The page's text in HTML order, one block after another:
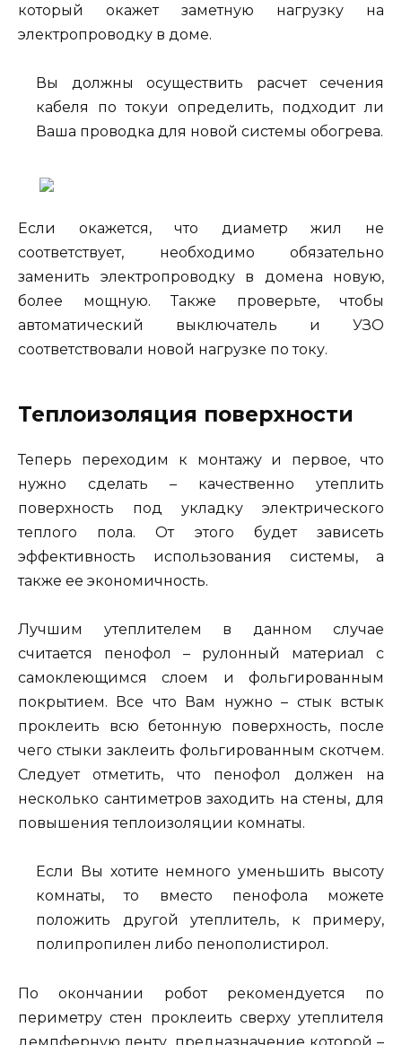
который окажет заметную нагрузку на
электропроводку в доме.
Вы должны осуществить расчет сечения
кабеля по токуи определить, подходит ли
Ваша проводка для новой системы обогрева.
Если окажется, что диаметр жил не
соответствует, необходимо обязательно
заменить электропроводку в домена новую,
более мощную. Также проверьте, чтобы
автоматический выключатель и УЗО
соответствовали новой нагрузке по току.
Теплоизоляция поверхности
Теперь переходим к монтажу и первое, что
нужно сделать – качественно утеплить
поверхность под укладку электрического
теплого пола. От этого будет зависеть
эффективность использования системы, а
также ее экономичность.
Лучшим утеплителем в данном случае
считается пенофол – рулонный материал с
самоклеющимся слоем и фольгированным
покрытием. Все что Вам нужно – стык встык
проклеить всю бетонную поверхность, после
чего стыки заклеить фольгированным скотчем.
Следует отметить, что пенофол должен на
несколько сантиметров заходить на стены, для
повышения теплоизоляции комнаты.
Если Вы хотите немного уменьшить высоту
комнаты, то вместо пенофола можете
положить другой утеплитель, к примеру,
полипропилен либо пенополистирол.
По окончании робот рекомендуется по
периметру стен проклеить сверху утеплителя
демпферную ленту, предназначение которой –